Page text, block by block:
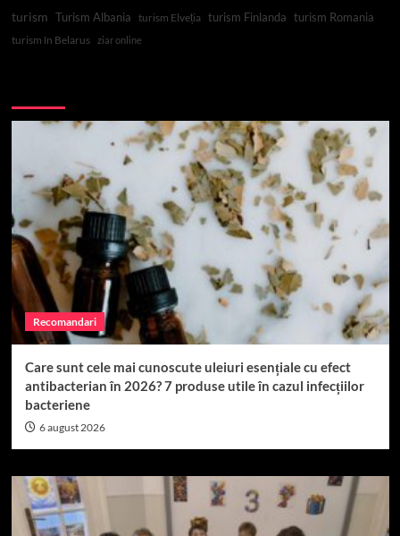
turism Turism Albania turism Elveția turism Finlanda turism Romania
turism în Belarus ziar online
Recomandari
Care sunt cele mai cunoscute uleiuri esențiale cu efect
antibacterian în 2026? 7 produse utile în cazul infecțiilor
bacteriene
6 august 2026